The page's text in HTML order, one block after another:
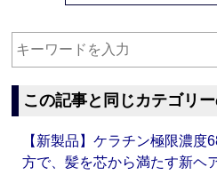
この記事と同じカテゴリ
【新製品】ケラチン極限濃
方で、髪を芯から満たす新ヘ